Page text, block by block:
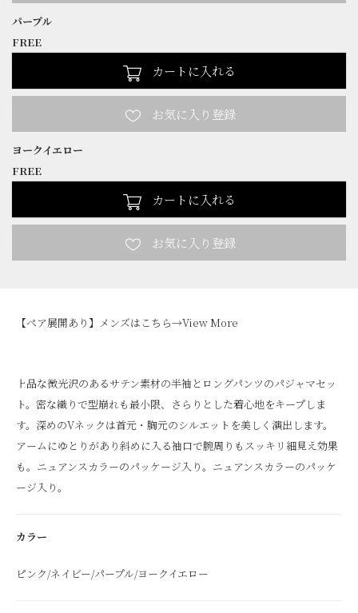
パープル
FREE
カートに入れる
ヨークイエロー
FREE
カートに入れる
【ペア展開あり】メンズはこちら→View More
上品な微光沢のあるサテン素材の半袖とロングパンツのパジャマセッ
ト。密な織りで型崩れも最小限、さらりとした着心地をキープしま
す。深めのVネックは首元・胸元のシルエットを美しく演出します。
アームにゆとりがあり斜めに入る袖口で腕周りもスッキリ細見え効果
も。ニュアンスカラーのパッケージ入り。ニュアンスカラーのパッケ
ージ入り。
カラー
ピンク/ネイビー/パープル/ヨークイエロー